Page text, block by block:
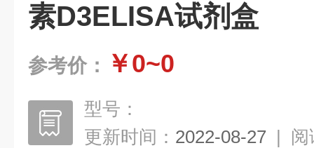
素D3ELISA试剂盒
参考价： ￥0~0
型号：
更新时间： 2022-08-27 | 阅